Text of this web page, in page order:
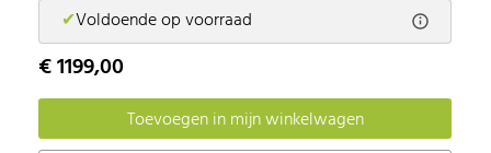
✔Voldoende op voorraad
€ 1199,00